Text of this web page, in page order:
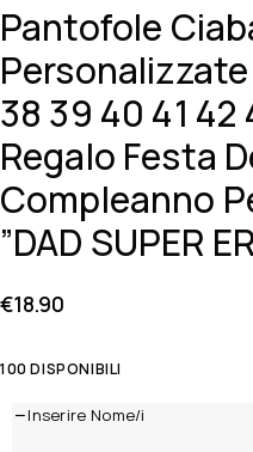
Pantofole
38 39 40 41 42
Regalo Festa
Compleanno
”DAD SUPER
€18.90
100 DISPONIBILI
Inserire Nome/i